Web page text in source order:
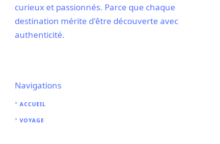
curieux et passionnés. Parce que chaque
destination mérite d'être découverte avec
authenticité.
Navigations
ACCUEIL
VOYAGE